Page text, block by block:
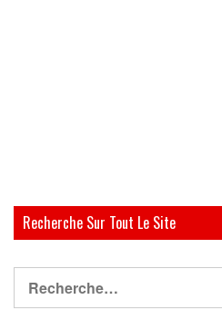
Recherche Sur Tout Le Site